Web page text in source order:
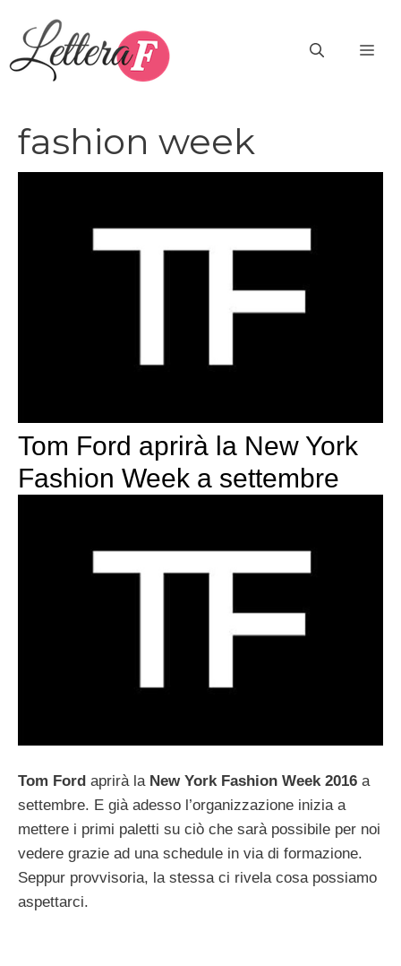
contenuto
fashion week
Tom Ford aprirà la New York
Fashion Week a settembre
Tom Ford aprirà la New York Fashion Week 2016 a
settembre. E già adesso l’organizzazione inizia a
mettere i primi paletti su ciò che sarà possibile per noi
vedere grazie ad una schedule in via di formazione.
Seppur provvisoria, la stessa ci rivela cosa possiamo
aspettarci.